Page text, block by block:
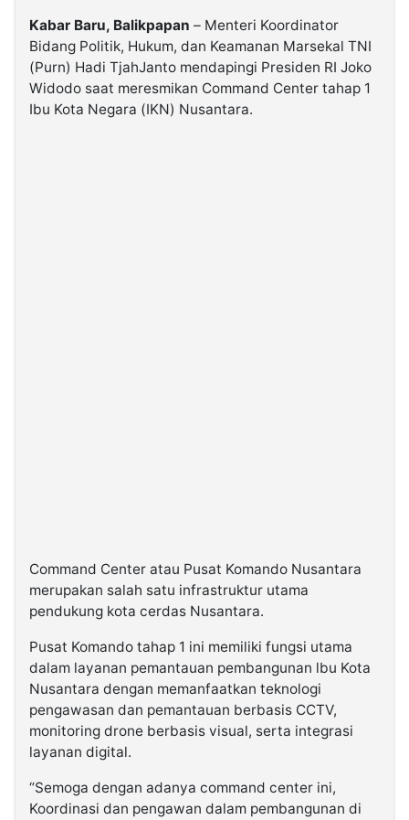
Kabar Baru, Balikpapan – Menteri Koordinator
Bidang Politik, Hukum, dan Keamanan Marsekal TNI
(Purn) Hadi TjahJanto mendapingi Presiden RI Joko
Widodo saat meresmikan Command Center tahap 1
Ibu Kota Negara (IKN) Nusantara.
Command Center atau Pusat Komando Nusantara
merupakan salah satu infrastruktur utama
pendukung kota cerdas Nusantara.
Pusat Komando tahap 1 ini memiliki fungsi utama
dalam layanan pemantauan pembangunan lbu Kota
Nusantara dengan memanfaatkan teknologi
pengawasan dan pemantauan berbasis CCTV,
monitoring drone berbasis visual, serta integrasi
layanan digital.
“Semoga dengan adanya command center ini,
Koordinasi dan pengawan dalam pembangunan di